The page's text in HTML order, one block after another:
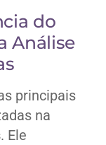
do
Análise
principais
na
. Ele